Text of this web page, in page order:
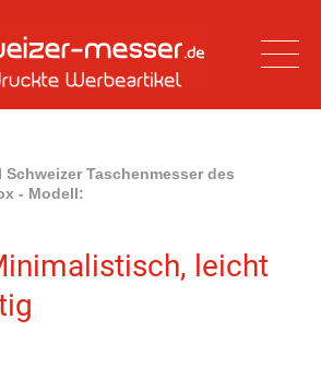
Taschenmesser des
- Modell:
leicht